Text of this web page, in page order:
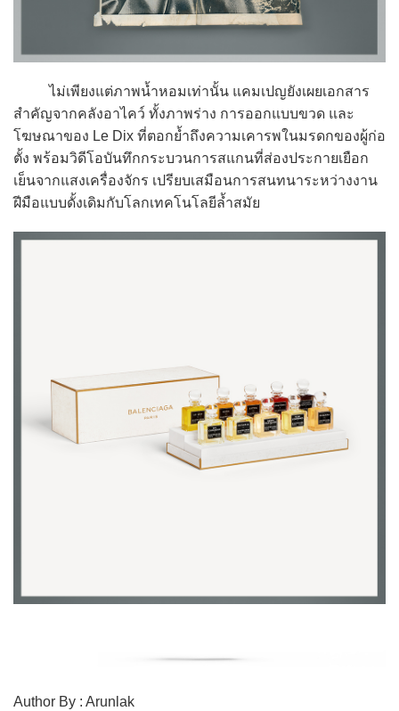
ไม่เพียงแต่ภาพน้ำหอมเท่านั้น แคมเปญยังเผยเอกสาร
สำคัญจากคลังอาไคว์ ทั้งภาพร่าง การออกแบบขวด และ
โฆษณาของ Le Dix ที่ตอกย้ำถึงความเคารพในมรดกของผู้ก่อ
ตั้ง พร้อมวิดีโอบันทึกกระบวนการสแกนที่ส่องประกายเยือก
เย็นจากแสงเครื่องจักร เปรียบเสมือนการสนทนาระหว่างงาน
ฝีมือแบบดั้งเดิมกับโลกเทคโนโลยีล้ำสมัย
Author By : Arunlak